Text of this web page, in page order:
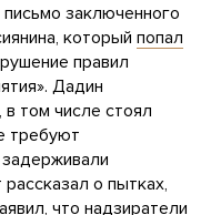
заключенного
который попал
правил
Дадин
в том числе стоял
требуют
о пытках,
что надзиратели